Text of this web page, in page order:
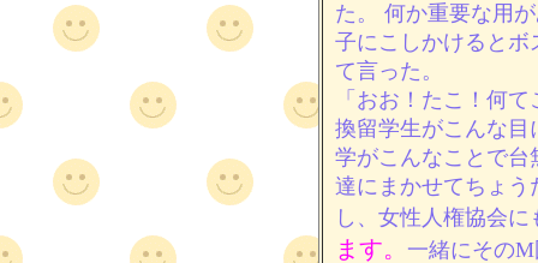
た。 何か重要な用
子にこしかけるとボ
て言った。
「おお！たこ！何
換留学生がこんな
学がこんなことで
達にまかせてちょ
し、女性人権協会
ます。 一緒にその